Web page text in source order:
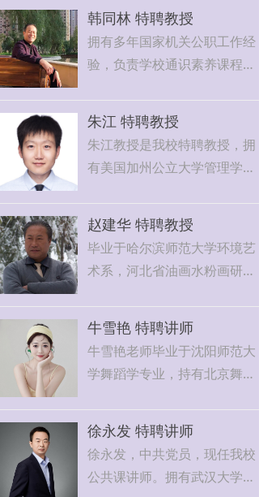
韩同林 特聘教授
拥有多年国家机关公职工作经
验，负责学校通识素养课程教
朱江 特聘教授
朱江教授是我校特聘教授，拥
有美国加州公立大学管理学博
理心理学博士、同济大学软件
工程硕士及南开大学信息工程
学士学位，是一位兼具跨学科
背景与二十年教育研究及管理
实践经验的杰出专家。
赵建华 特聘教授
毕业于哈尔滨师范大学环境艺
术系，河北省油画水粉画研究
手工、美术类课程教学任务。
任教15年，治学严谨认真，教
法独特，深受学生们的好评。
牛雪艳 特聘讲师
牛雪艳老师毕业于沈阳师范大
学舞蹈学专业，持有北京舞蹈
一线教学经验，是我校学前教
育专业舞蹈课程的核心骨干教
师。
徐永发 特聘讲师
徐永发，中共党员，现任我校
公共课讲师。拥有武汉大学政